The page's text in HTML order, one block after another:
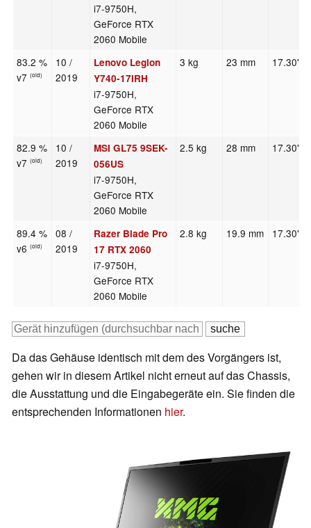
i7-9750H,
GeForce RTX
2060 Mobile
83.2 %
v7(old)
10 /
2019
Lenovo Legion
Y740-17IRH
i7-9750H,
GeForce RTX
2060 Mobile
3 kg 23 mm 17.30"
82.9 %
v7(old)
10 /
2019
MSI GL75 9SEK-
056US
i7-9750H,
GeForce RTX
2060 Mobile
2.5 kg 28 mm 17.30"
89.4 %
v6(old)
08 /
2019
Razer Blade Pro
17 RTX 2060
i7-9750H,
GeForce RTX
2060 Mobile
2.8 kg 19.9 mm 17.30"
Da das Gehäuse identisch mit dem des Vorgängers ist,
gehen wir in diesem Artikel nicht erneut auf das Chassis,
die Ausstattung und die Eingabegeräte ein. Sie finden die
entsprechenden Informationen hier.